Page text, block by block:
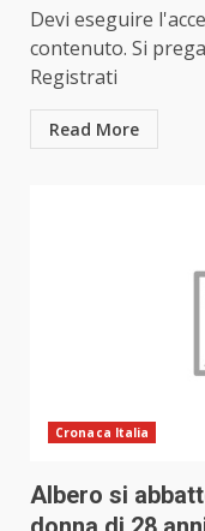
Devi eseguire
contenuto. Si
Registrati
Read More
Cronaca Italia
Albero si